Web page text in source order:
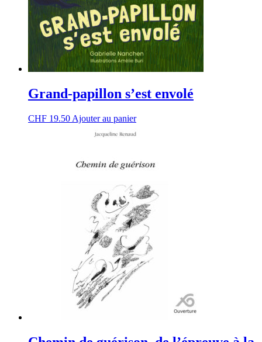
Grand-papillon s’est envolé
CHF 19.50 Ajouter au panier